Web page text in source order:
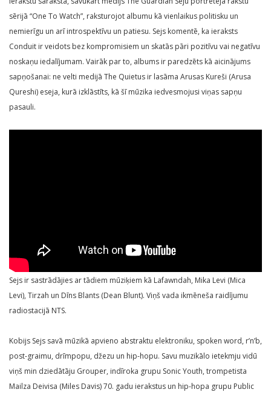
sērijā “One To Watch”, raksturojot albumu kā vienlaikus politisku un
nemierīgu un arī introspektīvu un patiesu. Sejs komentē, ka ieraksts
Conduit ir veidots bez kompromisiem un skatās pāri pozitīvu vai negatīvu
noskaņu iedalījumam. Vairāk par to, albums ir paredzēts kā aicinājums
sapņošanai: ne velti medijā The Quietus ir lasāma Arusas Kureši (Arusa
Qureshi) eseja, kurā izklāstīts, kā šī mūzika iedvesmojusi viņas sapņu
pasauli.
Sejs ir sastrādājies ar tādiem mūziķiem kā Lafawndah, Mika Levi (Mica
Levi), Tirzah un Dīns Blants (Dean Blunt). Viņš vada ikmēneša raidījumu
radiostacijā NTS.
Kobijs Sejs savā mūzikā apvieno abstraktu elektroniku, spoken word, r’n’b,
post-graimu, drīmpopu, džezu un hip-hopu. Savu muzikālo ietekmju vidū
viņš min dziedātāju Grouper, indīroka grupu Sonic Youth, trompetista
Mailza Deivisa (Miles Davis) 70. gadu ierakstus un hip-hopa grupu Public